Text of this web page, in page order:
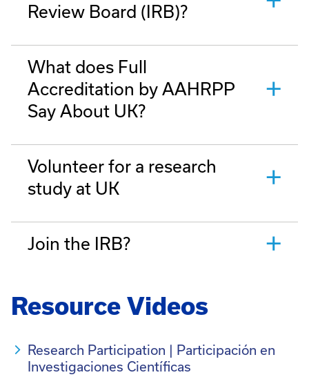
Review Board (IRB)?
What does Full
Accreditation by AAHRPP
Say About UK?
Volunteer for a research
study at UK
Join the IRB?
Resource Videos
Research Participation | Participación en
Investigaciones Científicas